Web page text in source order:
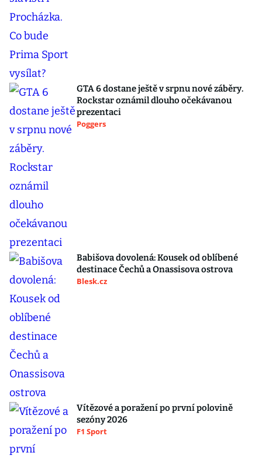
GTA 6 dostane ještě v srpnu nové záběry.
Rockstar oznámil dlouho očekávanou
prezentaci
Poggers
Babišova dovolená: Kousek od oblíbené
destinace Čechů a Onassisova ostrova
Blesk.cz
Vítězové a poražení po první polovině
sezóny 2026
F1 Sport